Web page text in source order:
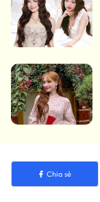
Chia sẻ